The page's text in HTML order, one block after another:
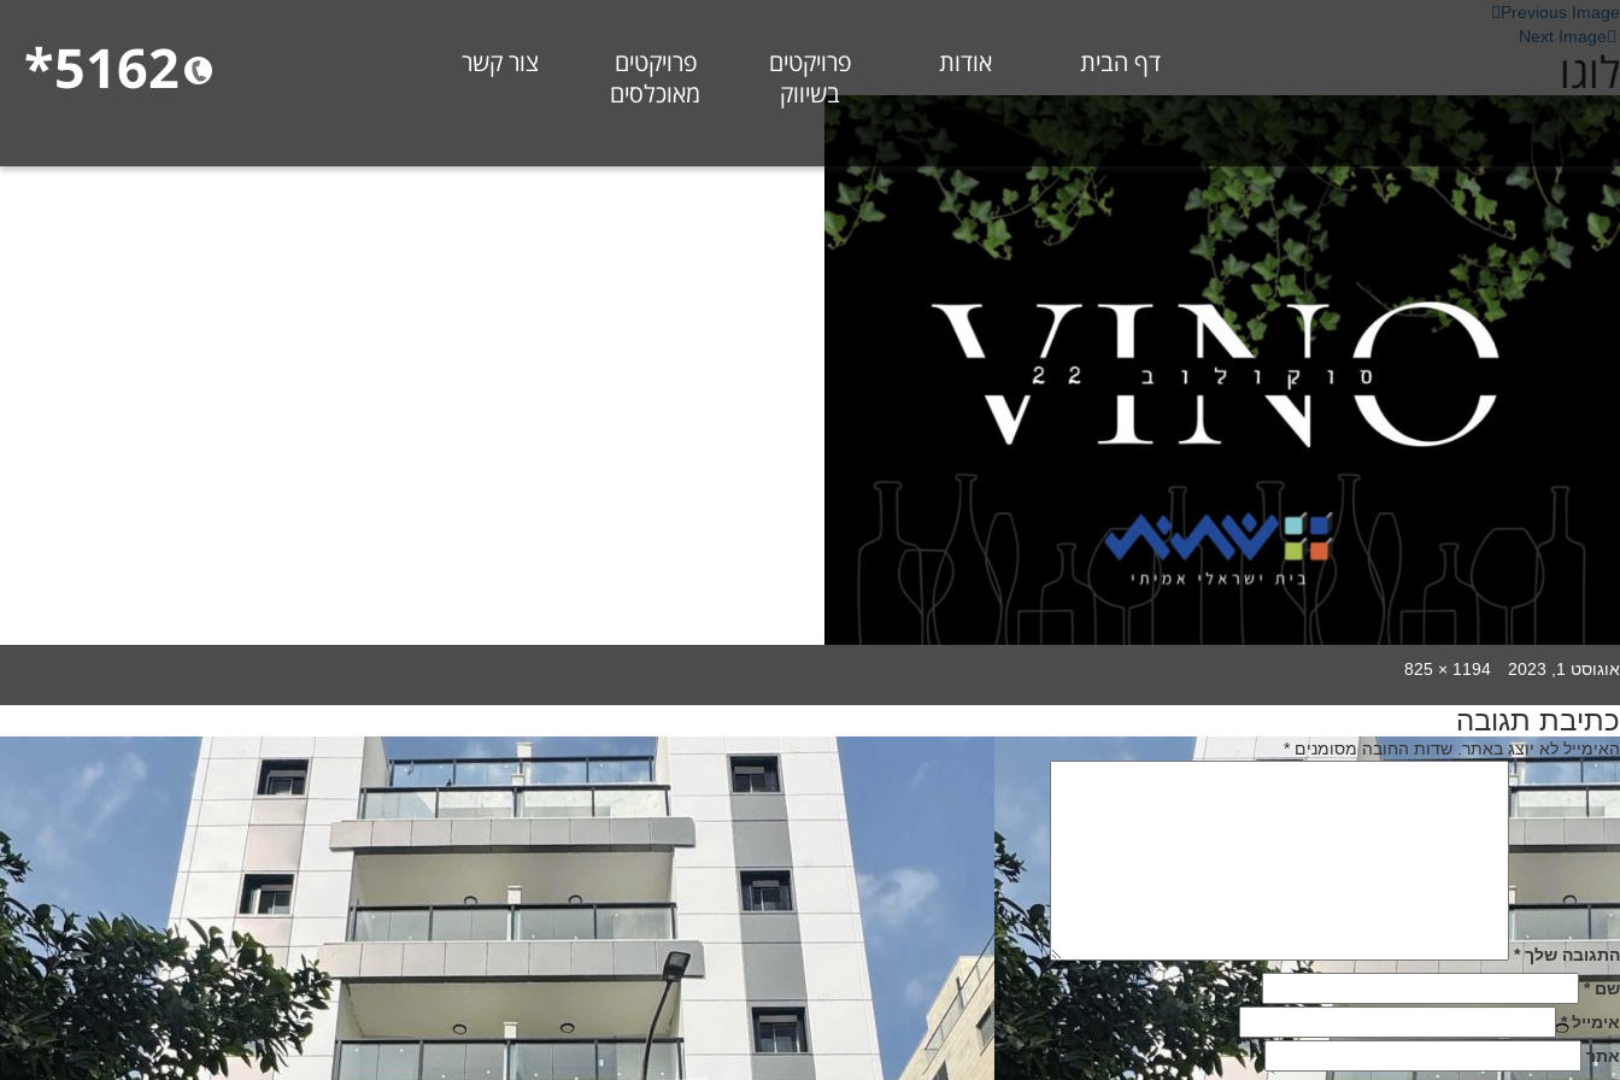
5162* דף הבית אודות
פרויקטים
בשיווק
פרויקטים
מאוכלסים
צור קשר
Previous Image
Next Image
לוגו
Posted
אוגוסט 1, 2023
Full
1194 × 825
כתיבת תגובה
האימייל לא יוצג באתר. שדות החובה מסומנים *
התגובה שלך*
שם*
אימייל*
אתר
ניווט